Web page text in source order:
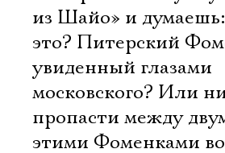
из Шайо» и
это? Питерский
увиденный глазами
московского? Или
пропасти между
этими Фоменками